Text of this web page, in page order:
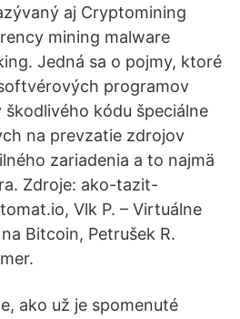
aj Cryptomining
mining malware
Jedná sa o pojmy, ktoré
programov
kódu špeciálne
na prevzatie zdrojov
zariadenia a to najmä
Zdroje: ako-tazit-
Vlk P. – Virtuálne
Bitcoin, Petrušek R.
ako už je spomenuté